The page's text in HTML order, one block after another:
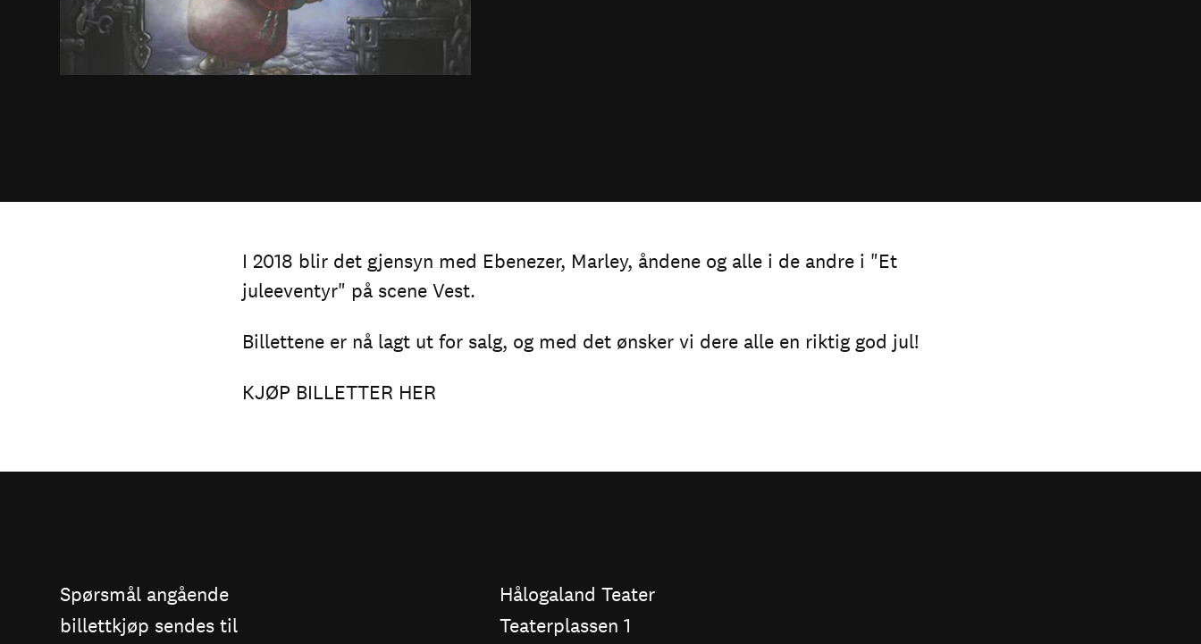
I 2018 blir det gjensyn med Ebenezer, Marley, åndene og alle i de andre i "Et
juleeventyr" på scene Vest.
Billettene er nå lagt ut for salg, og med det ønsker vi dere alle en riktig god jul!
KJØP BILLETTER HER
Spørsmål angående
billettkjøp sendes til
Hålogaland Teater
Teaterplassen 1